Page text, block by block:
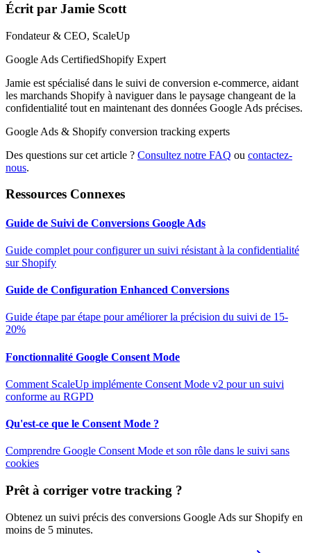
Écrit par Jamie Scott
Fondateur & CEO, ScaleUp
Google Ads CertifiedShopify Expert
Jamie est spécialisé dans le suivi de conversion e-commerce, aidant
les marchands Shopify à naviguer dans le paysage changeant de la
confidentialité tout en maintenant des données Google Ads précises.
Google Ads & Shopify conversion tracking experts
Des questions sur cet article ? Consultez notre FAQ ou contactez-
nous.
Ressources Connexes
Guide de Suivi de Conversions Google Ads
Guide complet pour configurer un suivi résistant à la confidentialité
sur Shopify
Guide de Configuration Enhanced Conversions
Guide étape par étape pour améliorer la précision du suivi de 15-
20%
Fonctionnalité Google Consent Mode
Comment ScaleUp implémente Consent Mode v2 pour un suivi
conforme au RGPD
Qu'est-ce que le Consent Mode ?
Comprendre Google Consent Mode et son rôle dans le suivi sans
cookies
Prêt à corriger votre tracking ?
Obtenez un suivi précis des conversions Google Ads sur Shopify en
moins de 5 minutes.